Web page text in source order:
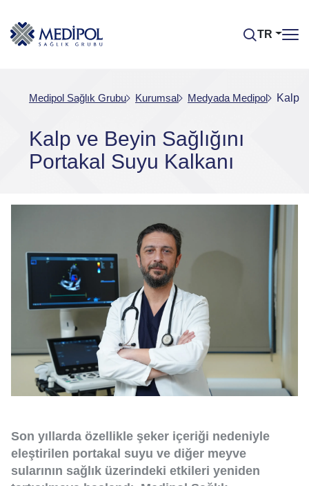
TR
Medipol Sağlık Grubu Kurumsal Medyada Medipol Kalp
Kalp ve Beyin Sağlığını
Portakal Suyu Kalkanı
Son yıllarda özellikle şeker içeriği nedeniyle
eleştirilen portakal suyu ve diğer meyve
sularının sağlık üzerindeki etkileri yeniden